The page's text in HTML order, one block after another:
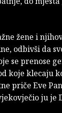
žene i
odbivši da
se prenose
koje klecaju
priče Eve
ju je